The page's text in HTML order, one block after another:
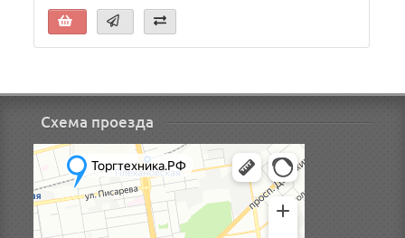
Схема проезда